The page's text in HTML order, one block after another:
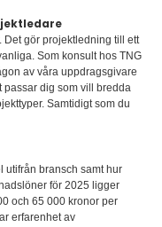
Det gör projektledning till ett
Som konsult hos TNG
av våra uppdragsgivare
passar dig som vill bredda
Samtidigt som du
utifrån bransch samt hur
för 2025 ligger
och 65 000 kronor per
erfarenhet av